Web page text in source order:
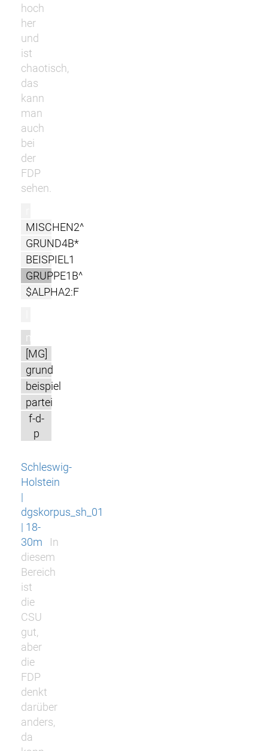
hoch
her
und
ist
chaotisch,
das
kann
man
auch
bei
der
FDP
sehen.
MISCHEN2^
GRUND4B*
BEISPIEL1
GRUPPE1B^
$ALPHA2:F
m
[MG]
grund
beispiel
partei
f-d-
p
Schleswig-
Holstein
|
dgskorpus_sh_01
| 18-
30m
In
diesem
Bereich
ist
die
CSU
gut,
aber
die
FDP
denkt
darüber
anders,
da